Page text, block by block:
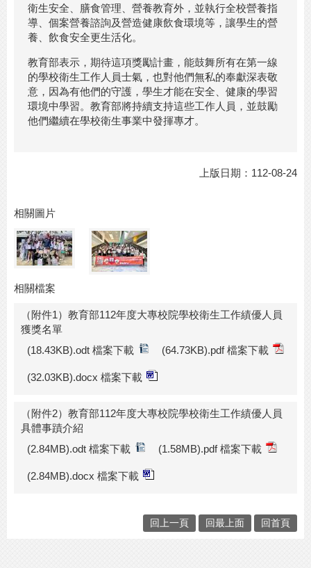
衛生安全、膳食管理、營養教育外，並執行全校營養指
導、個案營養諮詢及營造健康飲食環境等，讓學生的營
養、飲食安全更生活化。
教育部表示，期待這項獎勵計畫，能鼓舞所有在第一線
的學校衛生工作人員士氣，也對他們無私的奉獻深表敬
意，因為有他們的守護，學生才能在安全、健康的學習
環境中學習。教育部將持續支持這些工作人員，並鼓勵
他們繼續在學校衛生事業中發揮專才。
上版日期：112-08-24
相關圖片
相關檔案
（附件1）教育部112年度大專校院學校衛生工作績優人員
獲獎名單
(18.43KB).odt 檔案下載
(64.73KB).pdf 檔案下載
(32.03KB).docx 檔案下載
（附件2）教育部112年度大專校院學校衛生工作績優人員
具體事蹟介紹
(2.84MB).odt 檔案下載
(1.58MB).pdf 檔案下載
(2.84MB).docx 檔案下載
回上一頁 回最上面 回首頁